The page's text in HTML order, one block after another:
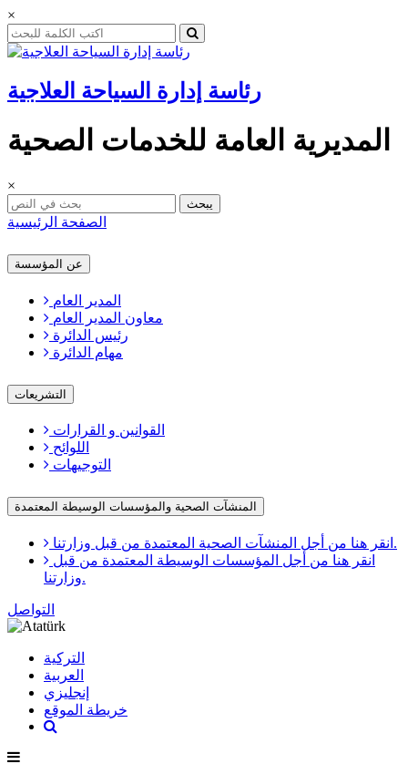
×
رئاسة إدارة السياحة العلاجية
المديرية العامة للخدمات الصحية
×
يبحث
الصفحة الرئيسية
عن المؤسسة
المدير العام
معاون المدير العام
رئيس الدائرة
مهام الدائرة
التشريعات
القوانين و القرارات
اللوائح
التوجيهات
المنشآت الصحية والمؤسسات الوسيطة المعتمدة
انقر هنا من أجل المنشآت الصحية المعتمدة من قبل وزارتنا.
وزارتنا.
التواصل
التركية
العربية
إنجليزي
خريطة الموقع